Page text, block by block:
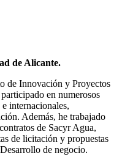
de Alicante.
de Innovación y Proyectos
en numerosos
internacionales,
Además, he trabajado
de Sacyr Agua,
de licitación y propuestas
de negocio.